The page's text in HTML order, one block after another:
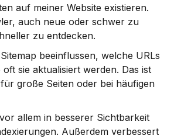
auf meiner Website existieren.
auch neue oder schwer zu
zu entdecken.
beeinflussen, welche URLs
sie aktualisiert werden. Das ist
große Seiten oder bei häufigen
allem in besserer Sichtbarkeit
Außerdem verbessert